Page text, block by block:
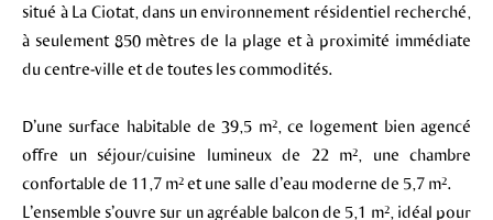
situé à La Ciotat, dans un environnement résidentiel recherché,
à seulement 850 mètres de la plage et à proximité immédiate
du centre-ville et de toutes les commodités.
D’une surface habitable de 39,5 m², ce logement bien agencé
offre un séjour/cuisine lumineux de 22 m², une chambre
confortable de 11,7 m² et une salle d’eau moderne de 5,7 m².
L’ensemble s’ouvre sur un agréable balcon de 5,1 m², idéal pour